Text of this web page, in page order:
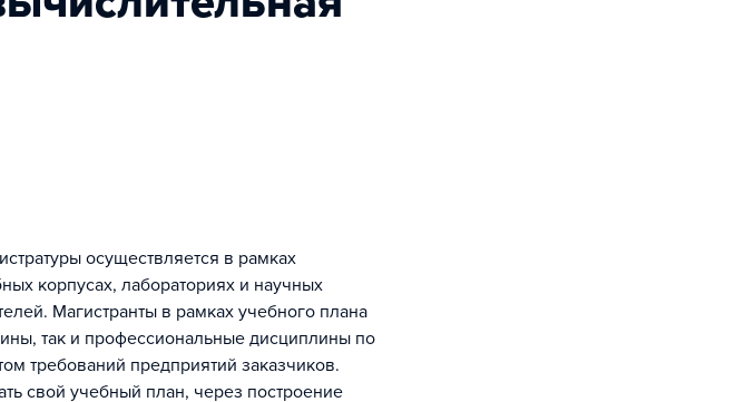
осуществляется в рамках
корпусах, лабораториях и научных
Магистранты в рамках учебного плана
так и профессиональные дисциплины по
требований предприятий заказчиков.
свой учебный план, через построение